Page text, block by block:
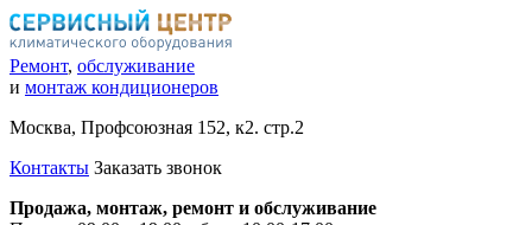
Ремонт, обслуживание
и монтаж кондиционеров
Москва, Профсоюзная 152, к2. стр.2
Контакты Заказать звонок
Продажа, монтаж, ремонт и обслуживание